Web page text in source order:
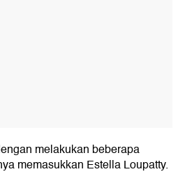
melakukan beberapa
memasukkan Estella Loupatty.